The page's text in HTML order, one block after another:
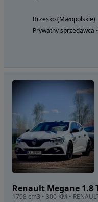
Brzesko (Małopolskie)
Prywatny sprzedawca
Renault Megane 1.8